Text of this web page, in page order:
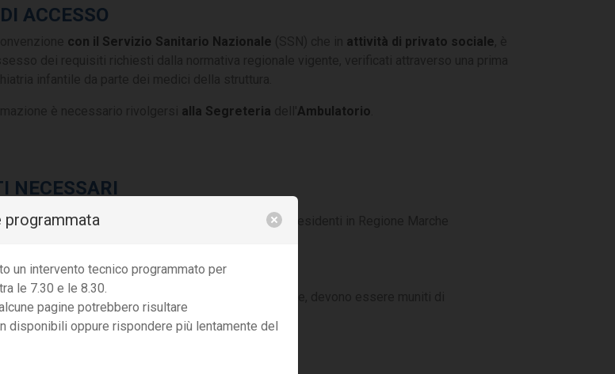
un intervento tecnico programmato per
le 7.30 e le 8.30.
pagine potrebbero risultare
disponibili oppure rispondere più lentamente del
ACCESSO
con il Servizio Sanitario Nazionale attività di privato sociale
alla Segreteria Ambulatorio
NECESSARI
medico curante o di uno specialista del SSN per i residenti in Regione Marche
se con temporaneo domicilio sanitario nelle Marche, devono essere muniti di
da parte della ASL di residenza.